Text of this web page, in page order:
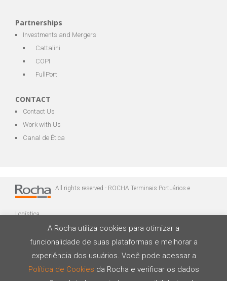
Partnerships
Investments and Mergers
Cattalini
COPI
FullPort
CONTACT
Contact Us
Work with Us
Canal de Ética
All rights reserved - ROCHA Terminais Portuários e
Logística
A Rocha utiliza cookies para otimizar a
funcionalidade de suas plataformas e melhorar a
experiência dos usuários. Você pode acessar a
Política de Cookies da Rocha e verificar os dados